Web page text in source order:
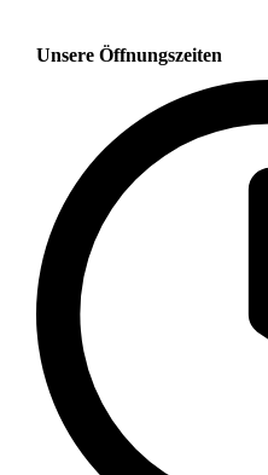
Unsere Öffnungszeiten